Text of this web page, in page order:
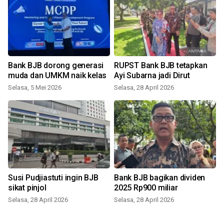
Bank BJB dorong generasi
muda dan UMKM naik kelas
Selasa, 5 Mei 2026
RUPST Bank BJB tetapkan
Ayi Subarna jadi Dirut
Selasa, 28 April 2026
Susi Pudjiastuti ingin BJB
sikat pinjol
Selasa, 28 April 2026
Bank BJB bagikan dividen
2025 Rp900 miliar
Selasa, 28 April 2026